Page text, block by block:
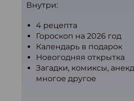
Внутри:
4 рецепта
Гороскоп на 2026 год
Календарь в подарок
Новогодняя открытка
Загадки, комиксы,
многое другое